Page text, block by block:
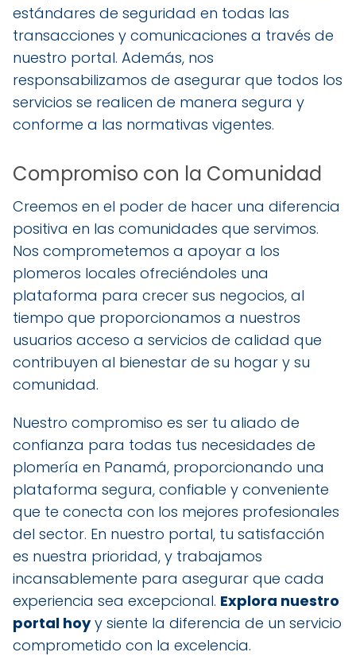
estándares de seguridad en todas las
transacciones y comunicaciones a través de
nuestro portal. Además, nos
responsabilizamos de asegurar que todos los
servicios se realicen de manera segura y
conforme a las normativas vigentes.
Compromiso con la Comunidad
Creemos en el poder de hacer una diferencia
positiva en las comunidades que servimos.
Nos comprometemos a apoyar a los
plomeros locales ofreciéndoles una
plataforma para crecer sus negocios, al
tiempo que proporcionamos a nuestros
usuarios acceso a servicios de calidad que
contribuyen al bienestar de su hogar y su
comunidad.
Nuestro compromiso es ser tu aliado de
confianza para todas tus necesidades de
plomería en Panamá, proporcionando una
plataforma segura, confiable y conveniente
que te conecta con los mejores profesionales
del sector. En nuestro portal, tu satisfacción
es nuestra prioridad, y trabajamos
incansablemente para asegurar que cada
experiencia sea excepcional. Explora nuestro
portal hoyy siente la diferencia de un servicio
comprometido con la excelencia.